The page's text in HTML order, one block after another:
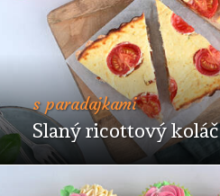
s paradajkami
Slaný ricottový koláč